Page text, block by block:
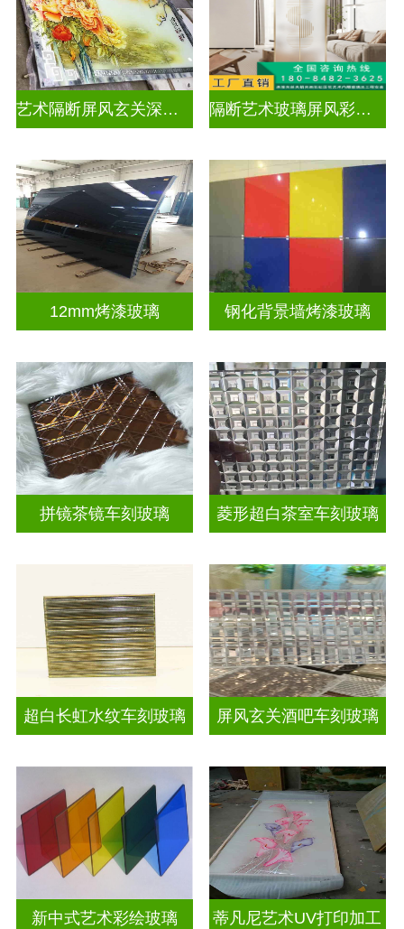
艺术隔断屏风玄关深雕双面效果 隔断艺术玻璃屏风彩绘深雕浮雕玻璃
12mm烤漆玻璃 钢化背景墙烤漆玻璃
拼镜茶镜车刻玻璃 菱形超白茶室车刻玻璃
超白长虹水纹车刻玻璃 屏风玄关酒吧车刻玻璃
新中式艺术彩绘玻璃 蒂凡尼艺术UV打印加工